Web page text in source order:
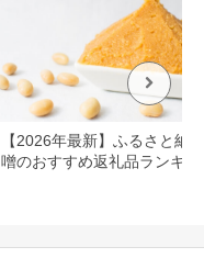
【2026年最新】ふるさと納
噌のおすすめ返礼品ランキン